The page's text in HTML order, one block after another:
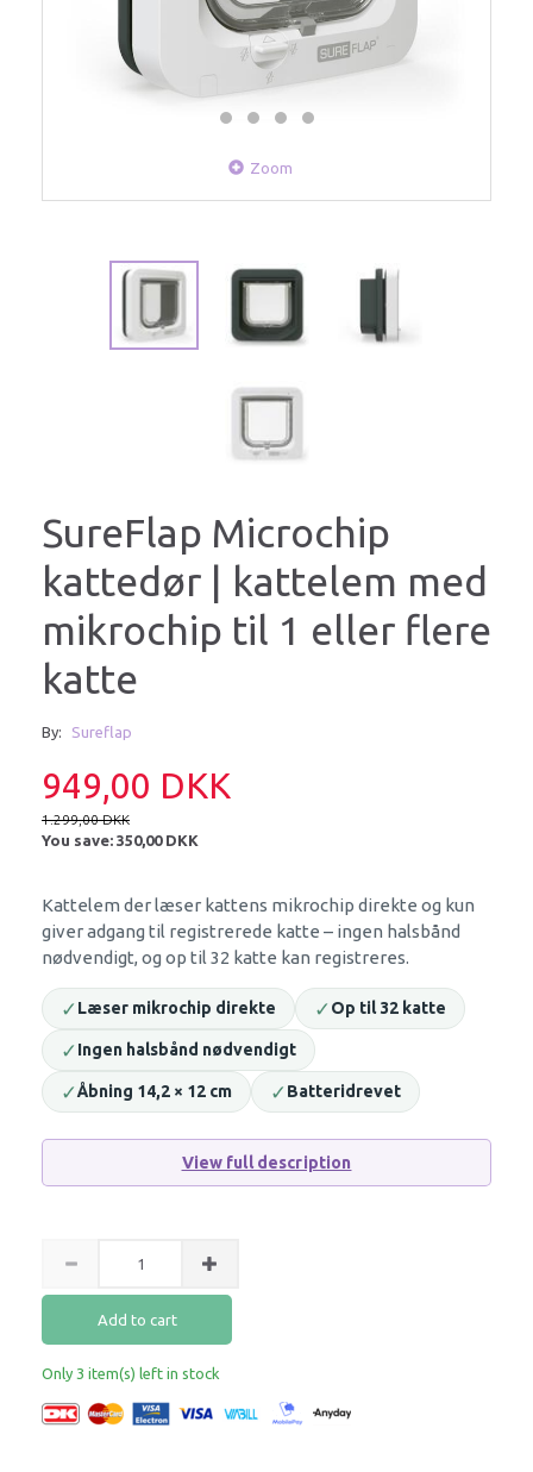
Zoom
SureFlap Microchip
kattedør | kattelem med
mikrochip til 1 eller flere
katte
By: Sureflap
949,00 DKK
1.299,00 DKK
You save: 350,00 DKK
Kattelem der læser kattens mikrochip direkte og kun
giver adgang til registrerede katte – ingen halsbånd
nødvendigt, og op til 32 katte kan registreres.
✓Læser mikrochip direkte ✓Op til 32 katte
✓Ingen halsbånd nødvendigt
✓Åbning 14,2 × 12 cm ✓Batteridrevet
View full description
Add to cart
Only 3 item(s) left in stock